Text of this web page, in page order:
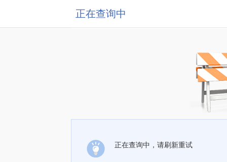
正在查询中
正在查询中，请刷新重试